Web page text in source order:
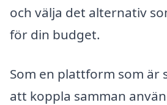
och välja det alternativ
för din budget.
Som en plattform som är
att koppla samman